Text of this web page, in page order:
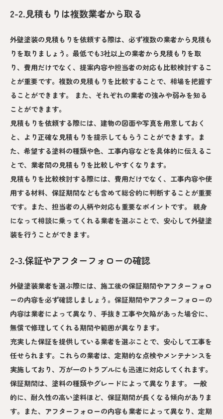
2-2.見積もりは複数業者から取る
外壁塗装の見積もりを依頼する際は、必ず複数の業者から見積も
りを取りましょう。最低でも3社以上の業者から見積もりを取
り、費用だけでなく、提案内容や担当者の対応も比較検討するこ
とが重要です。複数の見積もりを比較することで、相場を把握す
ることができます。 また、それぞれの業者の強みや弱みを知る
ことができます。
見積もりを依頼する際には、建物の図面や写真を用意しておく
と、より正確な見積もりを提示してもらうことができます。ま
た、希望する塗料の種類や色、工事内容などを具体的に伝えるこ
とで、業者間の見積もりを比較しやすくなります。
見積もりを比較検討する際には、費用だけでなく、工事内容や使
用する材料、保証期間なども含めて総合的に判断することが重要
です。また、担当者の人柄や対応も重要なポイントです。 親身
になって相談に乗ってくれる業者を選ぶことで、安心して外壁塗
装を行うことができます。
2-3.保証やアフターフォローの確認
外壁塗装業者を選ぶ際には、施工後の保証期間やアフターフォロ
ーの内容を必ず確認しましょう。保証期間やアフターフォローの
内容は業者によって異なり、手抜き工事や欠陥があった場合に、
無償で修理してくれる期間や範囲が異なります。
充実した保証を提供している業者を選ぶことで、安心して工事を
任せられます。これらの業者は、定期的な点検やメンテナンスを
実施しており、万が一のトラブルにも迅速に対応してくれます。
保証期間は、塗料の種類やグレードによって異なります。 一般
的に、耐久性の高い塗料ほど、保証期間が長くなる傾向がありま
す。また、アフターフォローの内容も業者によって異なり、定期